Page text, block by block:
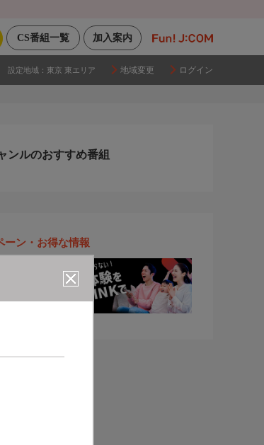
加入案内
CS番組一覧
設定地域： 東京 東エリア 地域変更 ログイン
ンルのおすすめ番組
ーン・お得な情報